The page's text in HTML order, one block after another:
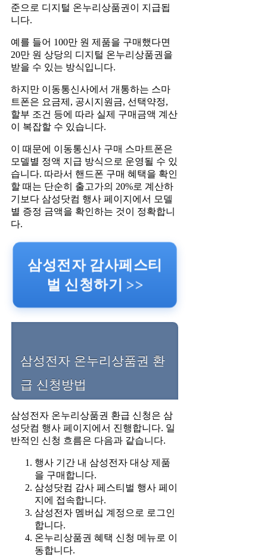
준으로 디지털 온누리상품권이 지급됩
니다.
예를 들어 100만 원 제품을 구매했다면
20만 원 상당의 디지털 온누리상품권을
받을 수 있는 방식입니다.
하지만 이동통신사에서 개통하는 스마
트폰은 요금제, 공시지원금, 선택약정,
할부 조건 등에 따라 실제 구매금액 계산
이 복잡할 수 있습니다.
이 때문에 이동통신사 구매 스마트폰은
모델별 정액 지급 방식으로 운영될 수 있
습니다. 따라서 핸드폰 구매 혜택을 확인
할 때는 단순히 출고가의 20%로 계산하
기보다 삼성닷컴 행사 페이지에서 모델
별 증정 금액을 확인하는 것이 정확합니
다.
삼성전자 감사페스티
벌 신청하기 >>
삼성전자 온누리상품권 환
급 신청방법
삼성전자 온누리상품권 환급 신청은 삼
성닷컴 행사 페이지에서 진행합니다. 일
반적인 신청 흐름은 다음과 같습니다.
행사 기간 내 삼성전자 대상 제품
을 구매합니다.
삼성닷컴 감사 페스티벌 행사 페이
지에 접속합니다.
삼성전자 멤버십 계정으로 로그인
합니다.
온누리상품권 혜택 신청 메뉴로 이
동합니다.